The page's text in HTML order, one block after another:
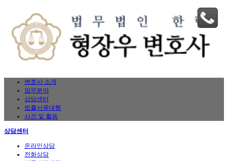
변호사 소개
업무분야
상담센터
법률서류대행
사건 및 활동
상담센터
온라인상담
전화상담